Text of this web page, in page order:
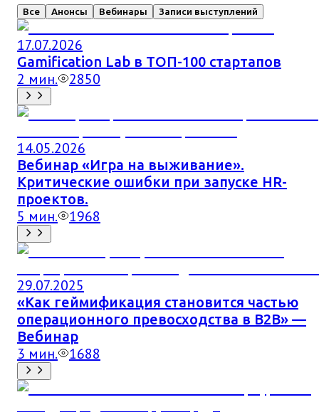
Все Анонсы Вебинары Записи выступлений
17.07.2026
Gamification Lab в ТОП-100 стартапов
2 мин. 2850
14.05.2026
Вебинар «Игра на выживание».
Критические ошибки при запуске HR-
проектов.
5 мин. 1968
29.07.2025
«Как геймификация становится частью
операционного превосходства в B2B» —
Вебинар
3 мин. 1688